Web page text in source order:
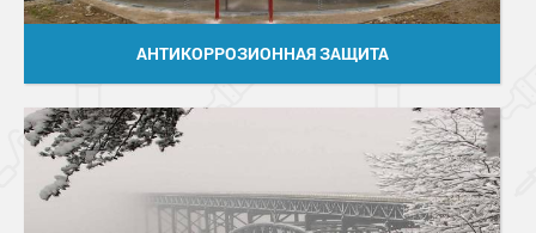
АНТИКОРРОЗИОННАЯ ЗАЩИТА